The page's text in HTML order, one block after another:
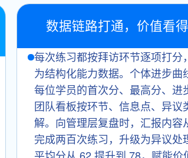
数据链路打通，价值看
每次练习都按拜访环节逐项打分
为结构化能力数据。个体进步曲
每位学员的首次分、最高分、进
团队看板按环节、信息点、异议
解。向管理层复盘时，汇报内容
完成两百次练习，升级为异议处